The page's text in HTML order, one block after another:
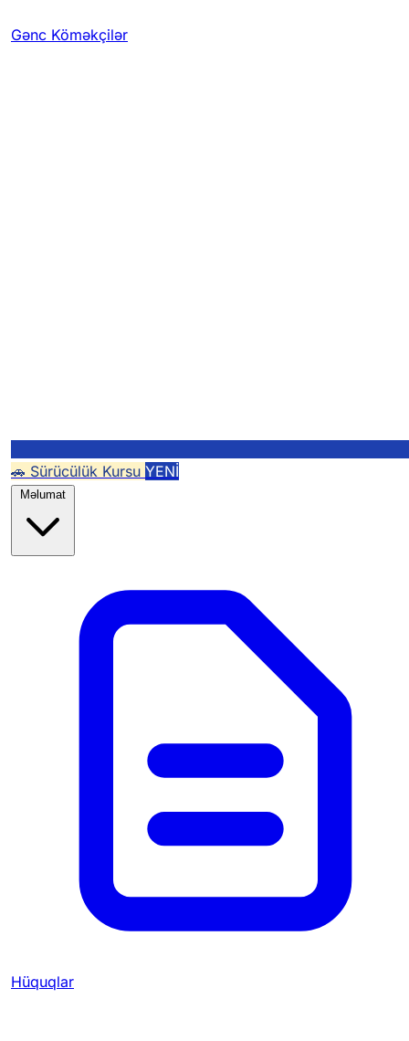
Gənc Köməkçilər
🚗 Sürücülük Kursu YENİ
Məlumat
Hüquqlar